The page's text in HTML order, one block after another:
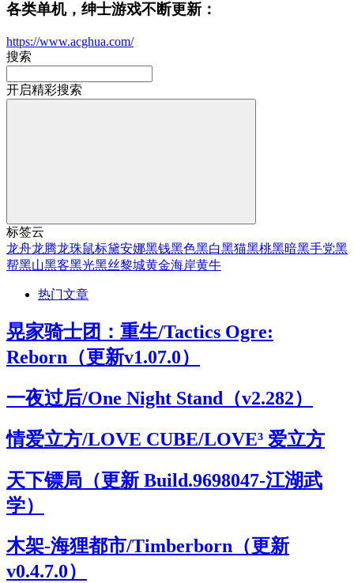
各类单机，绅士游戏不断更新：
https://www.acghua.com/
搜索
开启精彩搜索
标签云
龙舟龙腾龙珠鼠标黛安娜黑钱黑色黑白黑猫黑桃黑暗黑手党黑
帮黑山黑客黑光黑丝黎城黄金海岸黄牛
热门文章
晃家骑士团：重生/Tactics Ogre:
Reborn（更新v1.07.0）
一夜过后/One Night Stand（v2.282）
情爱立方/LOVE CUBE/LOVE³ 爱立方
天下镖局（更新 Build.9698047-江湖武
学）
木架-海狸都市/Timberborn（更新
v0.4.7.0）